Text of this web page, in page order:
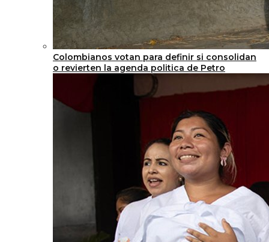
Colombianos votan para definir si consolidan
o revierten la agenda politica de Petro